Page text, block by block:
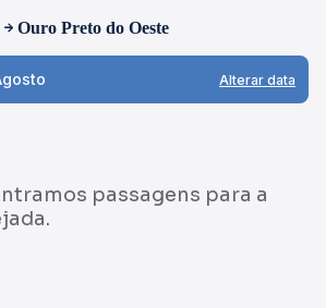
Ouro Preto do Oeste
Alterar data
passagens para a